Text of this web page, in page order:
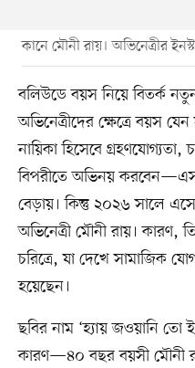
কানে মৌনী রায়। অভিনেত্রীর
বলিউডে বয়স নিয়ে বিতর্ক
অভিনেত্রীদের ক্ষেত্রে বয়স
নায়িকা হিসেবে গ্রহণযোগ্যতা,
বিপরীতে অভিনয়
বেড়ায়। কিন্তু ২০২৬ সালে
অভিনেত্রী মৌনী রায়।
চরিত্রে, যা দেখে সামাজিক
হয়েছেন।
ছবির নাম ‘হ্যায় জওয়ানি তো
কারণ—৪০ বছর বয়সী মৌনী